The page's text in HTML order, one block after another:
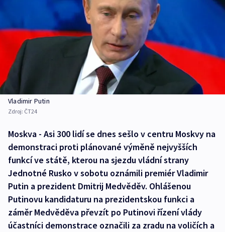
Vladimir Putin
Zdroj: ČT24
Moskva - Asi 300 lidí se dnes sešlo v centru Moskvy na
demonstraci proti plánované výměně nejvyšších
funkcí ve státě, kterou na sjezdu vládní strany
Jednotné Rusko v sobotu oznámili premiér Vladimir
Putin a prezident Dmitrij Medvěděv. Ohlášenou
Putinovu kandidaturu na prezidentskou funkci a
záměr Medvěděva převzít po Putinovi řízení vlády
účastníci demonstrace označili za zradu na voličích a